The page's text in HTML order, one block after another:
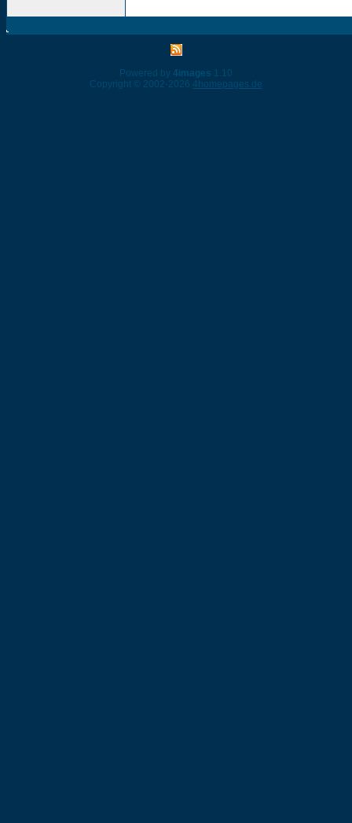
Powered by 4images 1.10
Copyright © 2002-2026 4homepages.de